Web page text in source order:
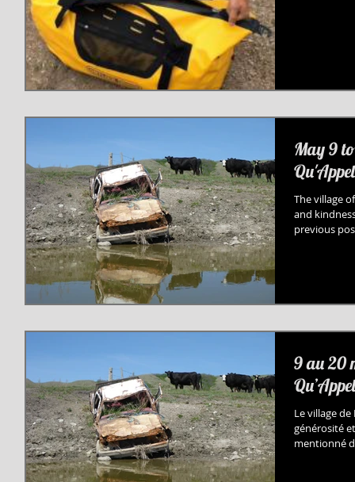
May 9
The village
and
previous
9 au 20
Le village
générosité
mentionné